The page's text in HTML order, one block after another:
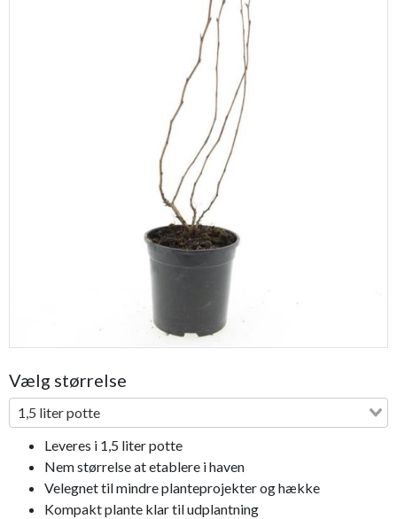
Vælg størrelse
1,5 liter potte
Leveres i 1,5 liter potte
Nem størrelse at etablere i haven
Velegnet til mindre planteprojekter og hække
Kompakt plante klar til udplantning